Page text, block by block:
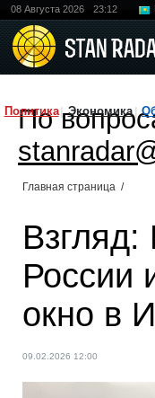
08 Августа 2026 23:12
Политика Экономика
По
Главная страница /
России
окно в
09.02.2026 12:00